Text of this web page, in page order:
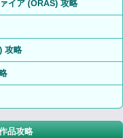
イア (ORAS) 攻略
攻略
品攻略